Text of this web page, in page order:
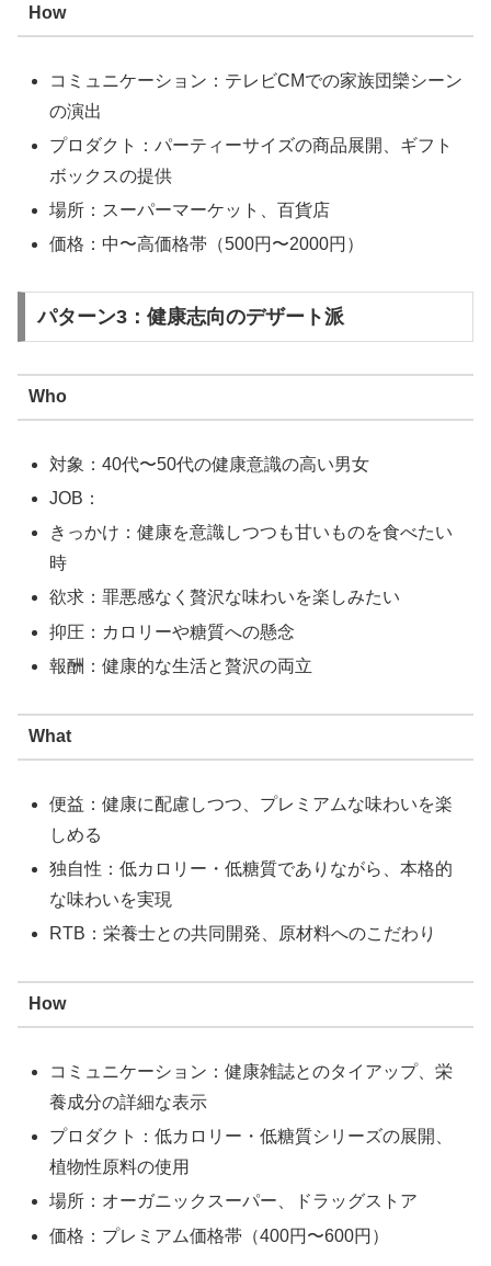
How
コミュニケーション：テレビCMでの家族団欒シーン
の演出
プロダクト：パーティーサイズの商品展開、ギフト
ボックスの提供
場所：スーパーマーケット、百貨店
価格：中〜高価格帯（500円〜2000円）
パターン3：健康志向のデザート派
Who
対象：40代〜50代の健康意識の高い男女
JOB：
きっかけ：健康を意識しつつも甘いものを食べたい
時
欲求：罪悪感なく贅沢な味わいを楽しみたい
抑圧：カロリーや糖質への懸念
報酬：健康的な生活と贅沢の両立
What
便益：健康に配慮しつつ、プレミアムな味わいを楽
しめる
独自性：低カロリー・低糖質でありながら、本格的
な味わいを実現
RTB：栄養士との共同開発、原材料へのこだわり
How
コミュニケーション：健康雑誌とのタイアップ、栄
養成分の詳細な表示
プロダクト：低カロリー・低糖質シリーズの展開、
植物性原料の使用
場所：オーガニックスーパー、ドラッグストア
価格：プレミアム価格帯（400円〜600円）